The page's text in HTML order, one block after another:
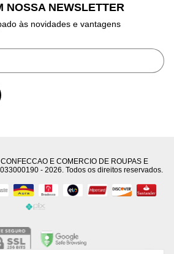
NOSSA NEWSLETTER
às novidades e vantagens
E COMERCIO DE ROUPAS E
- 2026. Todos os direitos reservados.